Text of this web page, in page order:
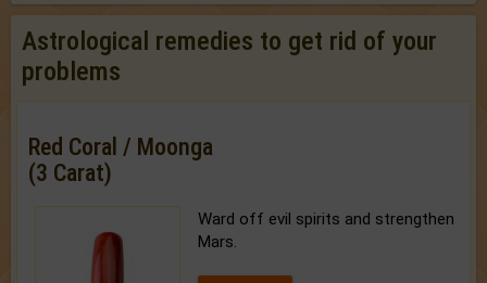
Astrological remedies to get rid of your
problems
Red Coral / Moonga
(3 Carat)
Ward off evil spirits and strengthen
Mars.